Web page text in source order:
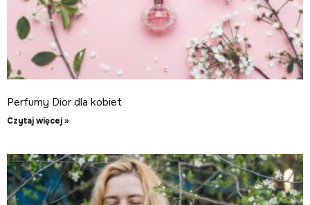
Perfumy Dior dla kobiet
Czytaj więcej »